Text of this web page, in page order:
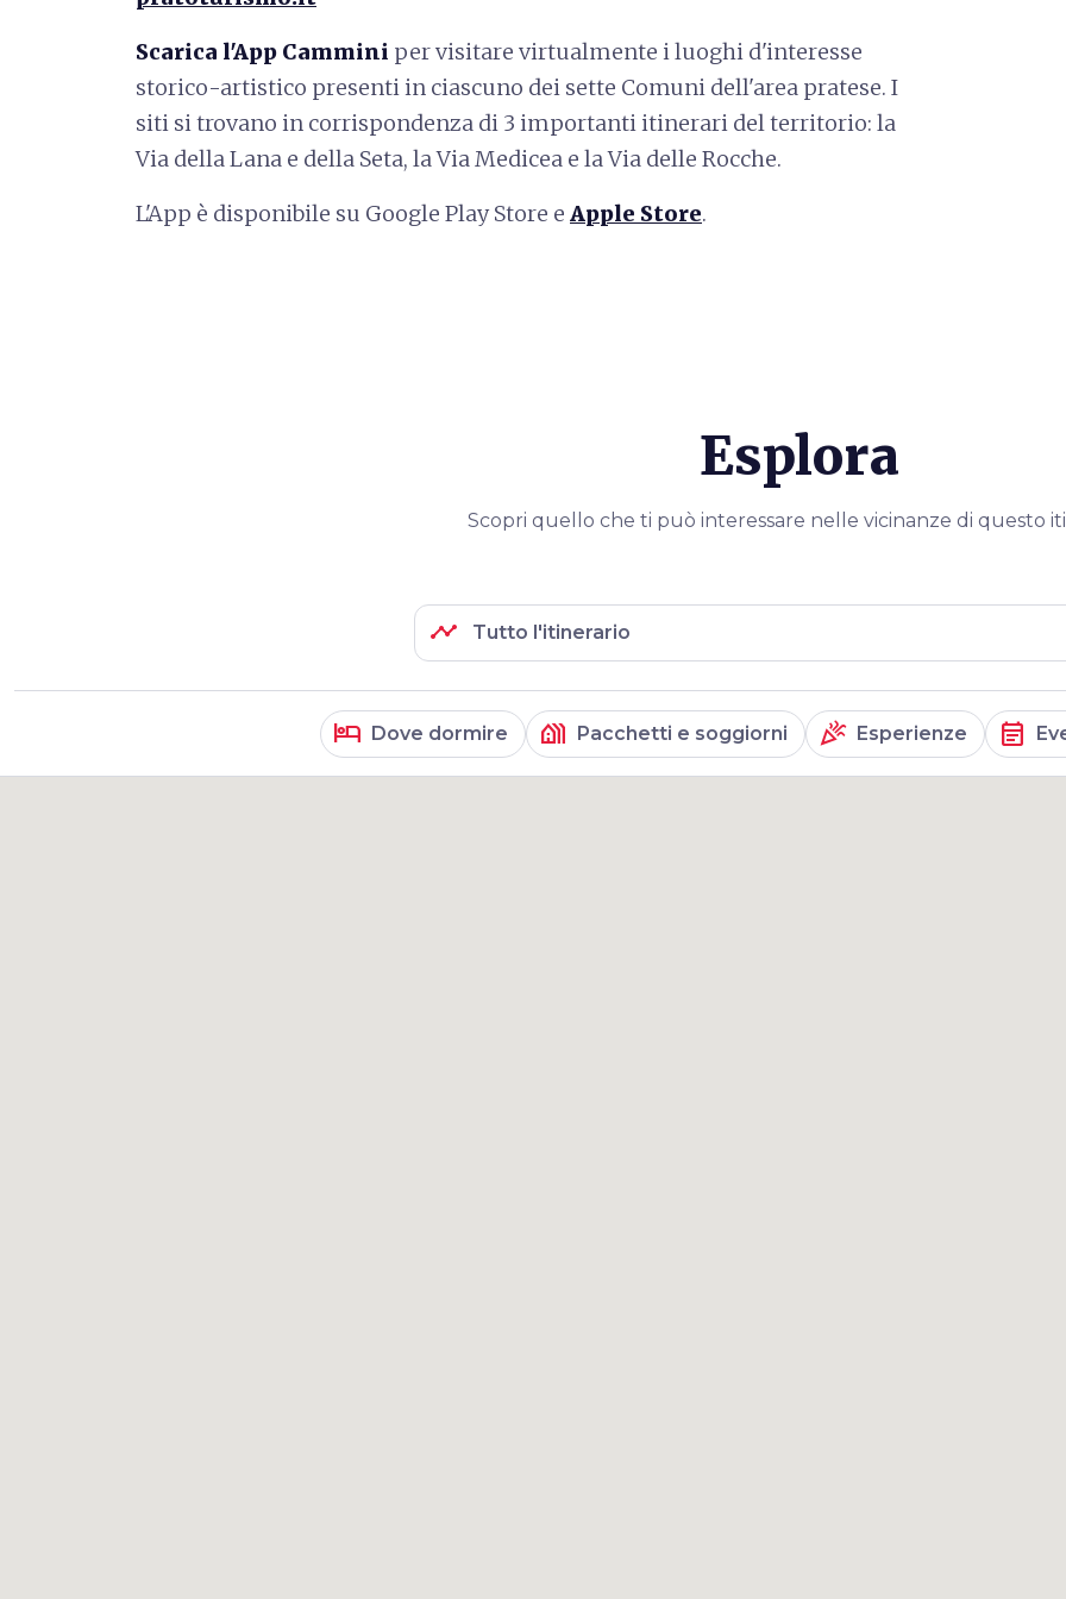
Scarica l'App Cammini per visitare virtualmente i luoghi d'interesse
storico-artistico presenti in ciascuno dei sette Comuni dell'area pratese. I
siti si trovano in corrispondenza di 3 importanti itinerari del territorio: la
Via della Lana e della Seta, la Via Medicea e la Via delle Rocche.
L'App è disponibile su Google Play Store e Apple Store.
Esplora
Scopri quello che ti può interessare nelle vicinanze di questo
timeline Tutto l'itinerario
hotel Dove dormire holiday_village Pacchetti e soggiorni celebration Esperienze event_note